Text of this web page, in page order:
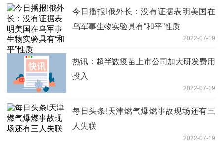
今日播报!俄外长：没有证据表明美国在
乌军事生物实验具有“和平”性质
2022-07-19
热讯：超半数疫苗上市公司加大研发费用
投入
2022-07-19
每日头条!天津燃气爆燃事故现场还有三
人失联
2022-07-19